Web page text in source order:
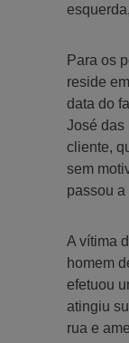
Para os
reside
data do
José das
cliente,
sem
passou
A vítima
homem
efetuou
atingiu
rua e